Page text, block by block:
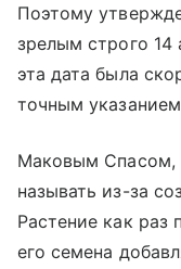
Поэтому
зрелым строго 14
эта дата была
точным
Маковым Спасом,
называть из-за
Растение как раз
его семена